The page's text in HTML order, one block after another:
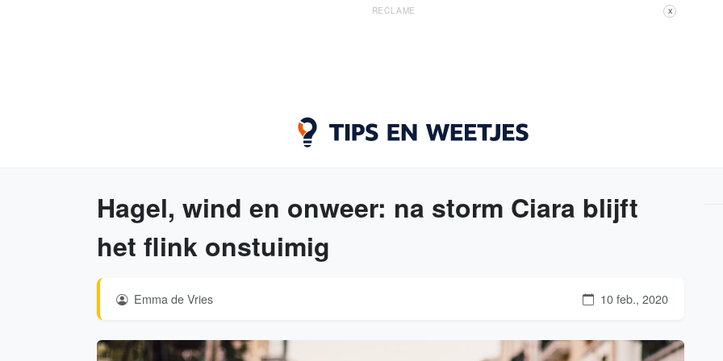
RECLAME X
Hagel, wind en onweer: na storm Ciara blijft
het flink onstuimig
Emma de Vries 10 feb., 2020